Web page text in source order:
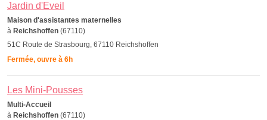
Jardin d'Eveil
Maison d'assistantes maternelles
à Reichshoffen (67110)
51C Route de Strasbourg, 67110 Reichshoffen
Fermée, ouvre à 6h
Les Mini-Pousses
Multi-Accueil
à Reichshoffen (67110)